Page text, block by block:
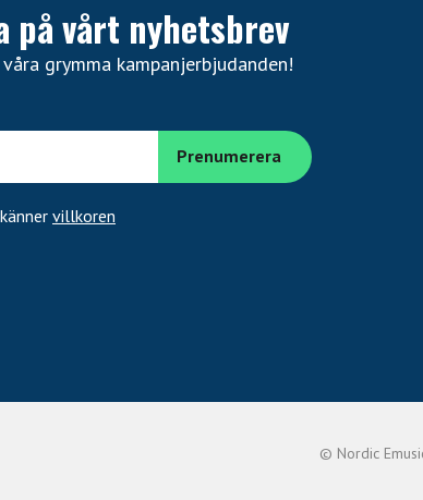
på vårt nyhetsbrev
grymma kampanjerbjudanden!
villkoren
© Nordic